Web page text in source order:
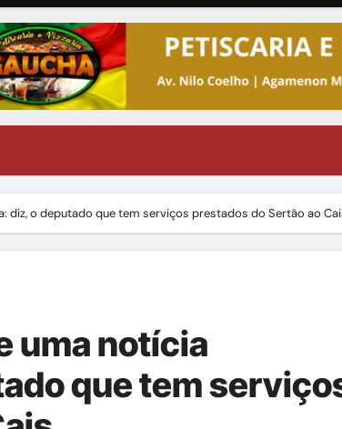
diz, o deputado que tem serviços prestados do Sertão ao
uma notícia
que tem